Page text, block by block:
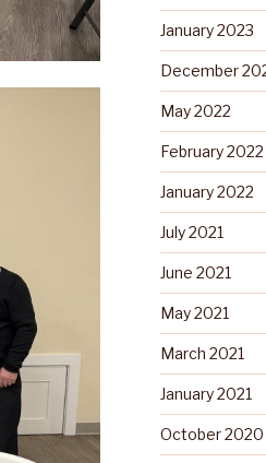
January 2023
December
May 2022
February 2022
January 2022
July 2021
June 2021
May 2021
March 2021
January 2021
October 2020